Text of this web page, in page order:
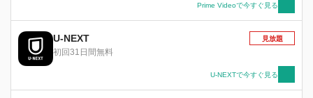
だけの楽園と思えたその地にも次第に危機が迫っ
ていた…。
Prime Videoで今すぐ見る
U-NEXT
初回31日間無料
見放題
U-NEXTで今すぐ見る